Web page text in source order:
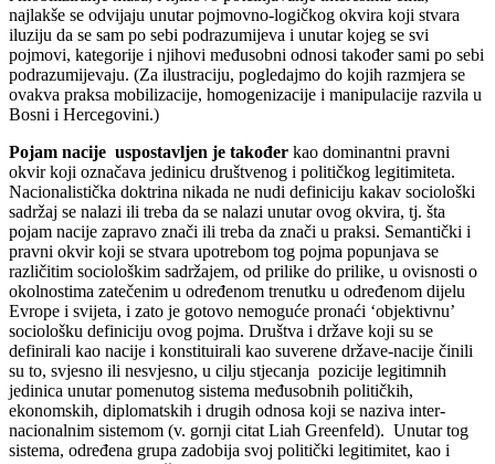
najlakše se odvijaju unutar pojmovno-logičkog okvira koji stvara
iluziju da se sam po sebi podrazumijeva i unutar kojeg se svi
pojmovi, kategorije i njihovi međusobni odnosi također sami po sebi
podrazumijevaju. (Za ilustraciju, pogledajmo do kojih razmjera se
ovakva praksa mobilizacije, homogenizacije i manipulacije razvila u
Bosni i Hercegovini.)
Pojam nacije uspostavljen je također kao dominantni pravni
okvir koji označava jedinicu društvenog i političkog legitimiteta.
Nacionalistička doktrina nikada ne nudi definiciju kakav sociološki
sadržaj se nalazi ili treba da se nalazi unutar ovog okvira, tj. šta
pojam nacije zapravo znači ili treba da znači u praksi. Semantički i
pravni okvir koji se stvara upotrebom tog pojma popunjava se
različitim sociološkim sadržajem, od prilike do prilike, u ovisnosti o
okolnostima zatečenim u određenom trenutku u određenom dijelu
Evrope i svijeta, i zato je gotovo nemoguće pronaći ‘objektivnu’
sociološku definiciju ovog pojma. Društva i države koji su se
definirali kao nacije i konstituirali kao suverene države-nacije činili
su to, svjesno ili nesvjesno, u cilju stjecanja pozicije legitimnih
jedinica unutar pomenutog sistema međusobnih političkih,
ekonomskih, diplomatskih i drugih odnosa koji se naziva inter-
nacionalnim sistemom (v. gornji citat Liah Greenfeld). Unutar tog
sistema, određena grupa zadobija svoj politički legitimitet, kao i